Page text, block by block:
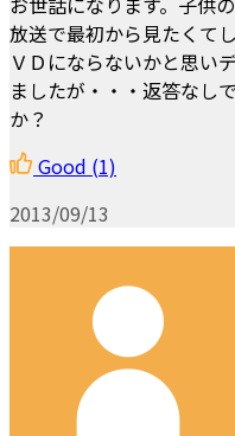
放送で最初から見たくて
ＶＤにならないかと思い
ましたが・・・返答なし
か？
Good (1)
2013/09/13